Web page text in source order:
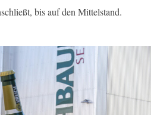
bis auf den Mittelstand.